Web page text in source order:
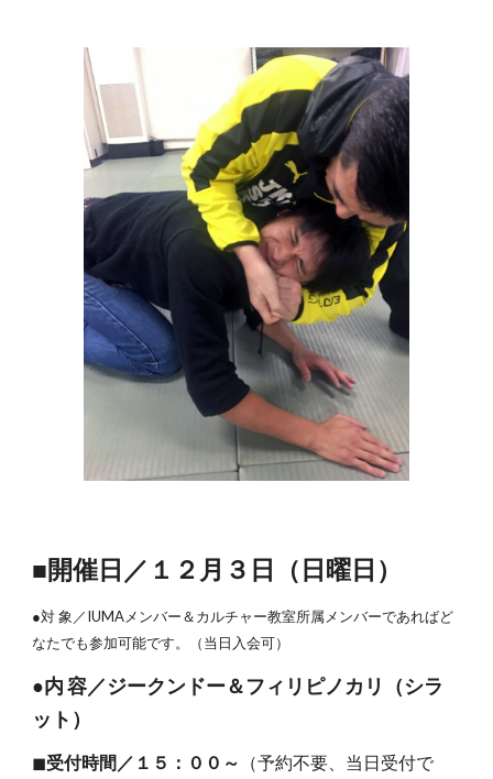
■開催日／１２月３日（日曜日）
●対 象／IUMAメンバー＆カルチャー教室所属メンバーであればど
なたでも参加可能です。（当日入会可）
●内 容／ジークンドー＆フィリピノカリ（シラ
ット）
◼︎受付時間／１５：００～
（予約不要、当日受付で